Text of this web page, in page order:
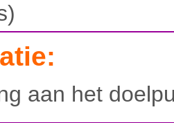
aan het